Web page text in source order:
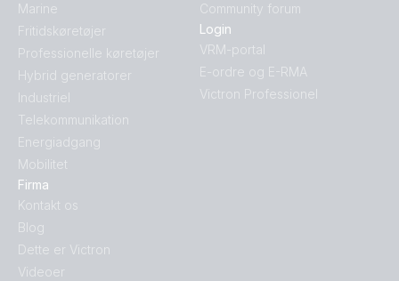
Marine
Fritidskøretøjer
Professionelle køretøjer
Hybrid generatorer
Industriel
Telekommunikation
Energiadgang
Mobilitet
Firma
Kontakt os
Blog
Dette er Victron
Videoer
Community forum
Login
VRM-portal
E-ordre og E-RMA
Victron Professionel